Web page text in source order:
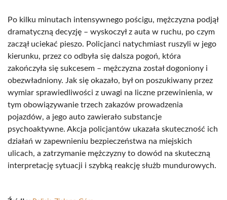
Po kilku minutach intensywnego pościgu, mężczyzna podjął
dramatyczną decyzję – wyskoczył z auta w ruchu, po czym
zaczął uciekać pieszo. Policjanci natychmiast ruszyli w jego
kierunku, przez co odbyła się dalsza pogoń, która
zakończyła się sukcesem – mężczyzna został dogoniony i
obezwładniony. Jak się okazało, był on poszukiwany przez
wymiar sprawiedliwości z uwagi na liczne przewinienia, w
tym obowiązywanie trzech zakazów prowadzenia
pojazdów, a jego auto zawierało substancje
psychoaktywne. Akcja policjantów ukazała skuteczność ich
działań w zapewnieniu bezpieczeństwa na miejskich
ulicach, a zatrzymanie mężczyzny to dowód na skuteczną
interpretację sytuacji i szybką reakcję służb mundurowych.